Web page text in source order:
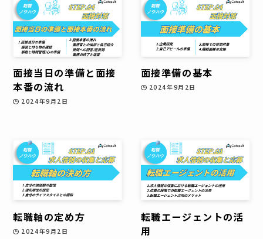
面接当日の準備と面接
本番の流れ
2024年9月2日
面接準備の基本
2024年9月2日
転職軸の定め方
2024年9月2日
転職エージェントの活
用